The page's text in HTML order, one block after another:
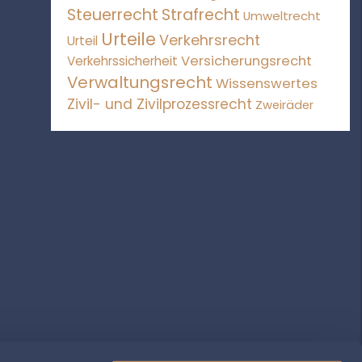
Steuerrecht Strafrecht Umweltrecht
Urteil Urteile Verkehrsrecht
Verkehrssicherheit Versicherungsrecht
Verwaltungsrecht Wissenswertes
Zivil- und Zivilprozessrecht Zweiräder